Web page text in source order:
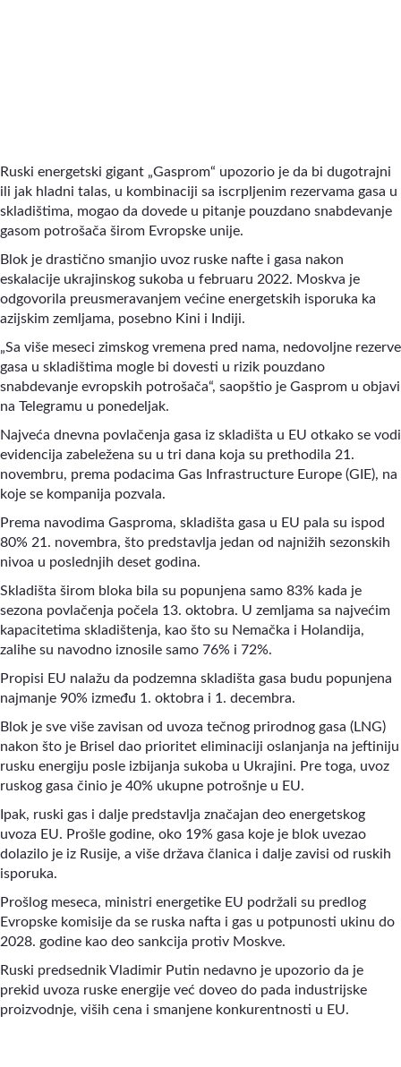
Ruski energetski gigant „Gasprom“ upozorio je da bi dugotrajni
ili jak hladni talas, u kombinaciji sa iscrpljenim rezervama gasa u
skladištima, mogao da dovede u pitanje pouzdano snabdevanje
gasom potrošača širom Evropske unije.
Blok je drastično smanjio uvoz ruske nafte i gasa nakon
eskalacije ukrajinskog sukoba u februaru 2022. Moskva je
odgovorila preusmeravanjem većine energetskih isporuka ka
azijskim zemljama, posebno Kini i Indiji.
„Sa više meseci zimskog vremena pred nama, nedovoljne rezerve
gasa u skladištima mogle bi dovesti u rizik pouzdano
snabdevanje evropskih potrošača“, saopštio je Gasprom u objavi
na Telegramu u ponedeljak.
Najveća dnevna povlačenja gasa iz skladišta u EU otkako se vodi
evidencija zabeležena su u tri dana koja su prethodila 21.
novembru, prema podacima Gas Infrastructure Europe (GIE), na
koje se kompanija pozvala.
Prema navodima Gasproma, skladišta gasa u EU pala su ispod
80% 21. novembra, što predstavlja jedan od najnižih sezonskih
nivoa u poslednjih deset godina.
Skladišta širom bloka bila su popunjena samo 83% kada je
sezona povlačenja počela 13. oktobra. U zemljama sa najvećim
kapacitetima skladištenja, kao što su Nemačka i Holandija,
zalihe su navodno iznosile samo 76% i 72%.
Propisi EU nalažu da podzemna skladišta gasa budu popunjena
najmanje 90% između 1. oktobra i 1. decembra.
Blok je sve više zavisan od uvoza tečnog prirodnog gasa (LNG)
nakon što je Brisel dao prioritet eliminaciji oslanjanja na jeftiniju
rusku energiju posle izbijanja sukoba u Ukrajini. Pre toga, uvoz
ruskog gasa činio je 40% ukupne potrošnje u EU.
Ipak, ruski gas i dalje predstavlja značajan deo energetskog
uvoza EU. Prošle godine, oko 19% gasa koje je blok uvezao
dolazilo je iz Rusije, a više država članica i dalje zavisi od ruskih
isporuka.
Prošlog meseca, ministri energetike EU podržali su predlog
Evropske komisije da se ruska nafta i gas u potpunosti ukinu do
2028. godine kao deo sankcija protiv Moskve.
Ruski predsednik Vladimir Putin nedavno je upozorio da je
prekid uvoza ruske energije već doveo do pada industrijske
proizvodnje, viših cena i smanjene konkurentnosti u EU.